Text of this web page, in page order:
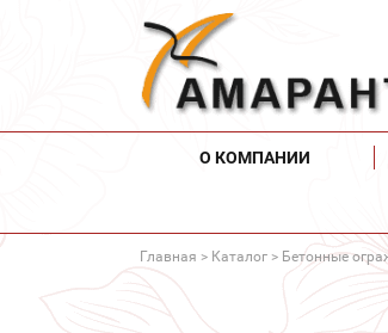
О КОМПАНИИ
Главная > Каталог > Бетонные